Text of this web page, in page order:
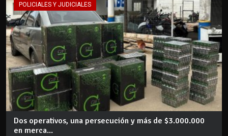
POLICIALES Y JUDICIALES
Dos operativos, una persecución y más de $3.000.000
en merca...